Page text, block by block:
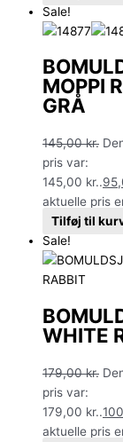
Sale!
MOPPI
GRÅ
145,00kr.
pris var:
145,00 kr..
aktuelle pris
Tilføj til
Sale!
WHITE
179,00kr.
pris var:
179,00 kr..
aktuelle pris